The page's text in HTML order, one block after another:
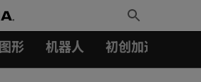
Toggle
Search
形 机器人 初创加速会员成